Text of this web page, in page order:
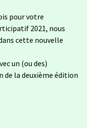
pour votre
2021, nous
cette nouvelle
un (ou des)
de la deuxième édition